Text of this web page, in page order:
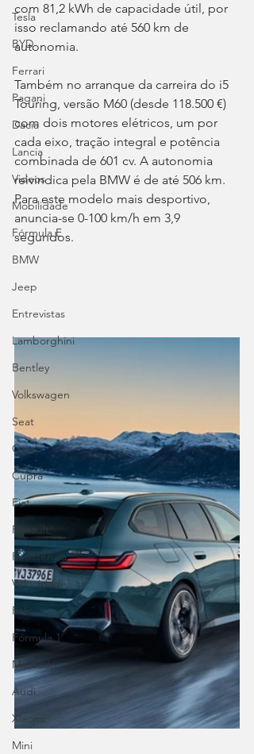
Tesla
BYD
Ferrari
Pagani
Dacia
Lancia
Videos
Mobilidade
Fórmula E
BMW
Jeep
Entrevistas
Lamborghini
Bentley
Volkswagen
Seat
Opel
Cupra
Fiat
Renault
Resistência
Velocidade
Ralis
Fórmula 1
Mercado
Audi
Xiaomi
Mini
com 81,2 kWh de capacidade útil, por
isso reclamando até 560 km de
autonomia.
Também no arranque da carreira do i5
Touring, versão M60 (desde 118.500 €)
com dois motores elétricos, um por
cada eixo, tração integral e potência
combinada de 601 cv. A autonomia
reivindica pela BMW é de até 506 km.
Para este modelo mais desportivo,
anuncia-se 0-100 km/h em 3,9
segundos.